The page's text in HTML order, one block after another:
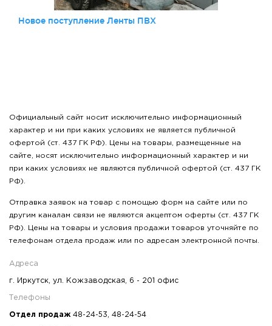
Новое поступление Ленты ПВХ
Официальный сайт носит исключительно информационный
характер и ни при каких условиях не является публичной
офертой (ст. 437 ГК РФ). Цены на товары, размещенные на
сайте, носят исключительно информационный характер и ни
при каких условиях не являются публичной офертой (ст. 437 ГК
РФ).
Отправка заявок на товар с помощью форм на сайте или по
другим каналам связи не являются акцептом оферты (ст. 437 ГК
РФ). Цены на товары и условия продажи товаров уточняйте по
телефонам отдела продаж или по адресам электронной почты.
Адреса
г. Иркутск, ул. Кожзаводская, 6 - 201 офис
Телефоны
Отдел продаж 48-24-53, 48-24-54